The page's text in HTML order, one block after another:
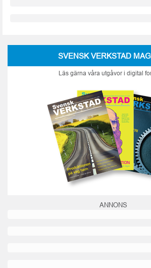
SVENSK VERKSTAD
Läs gärna våra utgåvor i digital
ANNONS